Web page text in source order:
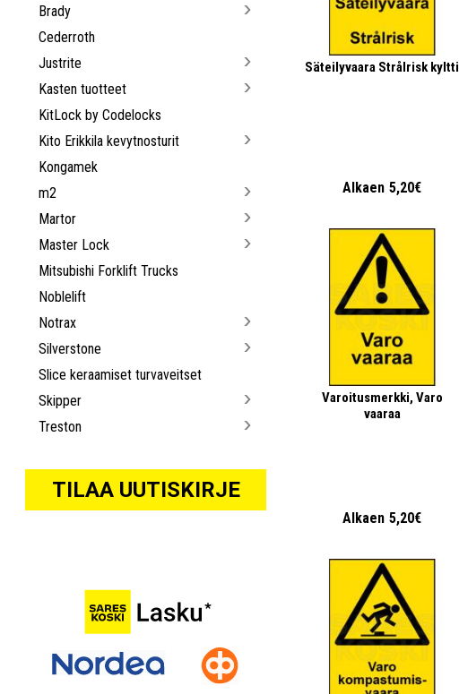
Brady
Cederroth
Justrite
Kasten tuotteet
KitLock by Codelocks
Kito Erikkila kevytnosturit
Kongamek
m2
Martor
Master Lock
Mitsubishi Forklift Trucks
Noblelift
Notrax
Silverstone
Slice keraamiset turvaveitset
Skipper
Treston
TILAA UUTISKIRJE
Säteilyvaara Strålrisk kyltti
Alkaen 5,20€
Varoitusmerkki, Varo
vaaraa
Alkaen 5,20€